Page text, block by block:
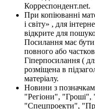
Корреспондент.net.
При копіюванні
і світу» , для
відкрите для
Посилання має бути
повного або
Гіперпосилання (
розміщена в
матеріалу.
Новини з
"Регіони",
"Спецпроекти",